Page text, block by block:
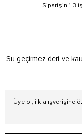
Siparişin 1-3
Su geçirmez deri ve
Üye ol, ilk alışverişine